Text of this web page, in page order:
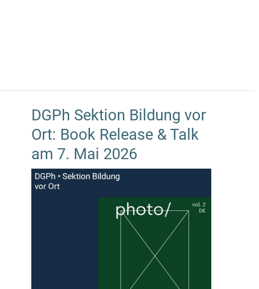
DGPh Sektion Bildung vor
Ort: Book Release & Talk
am 7. Mai 2026